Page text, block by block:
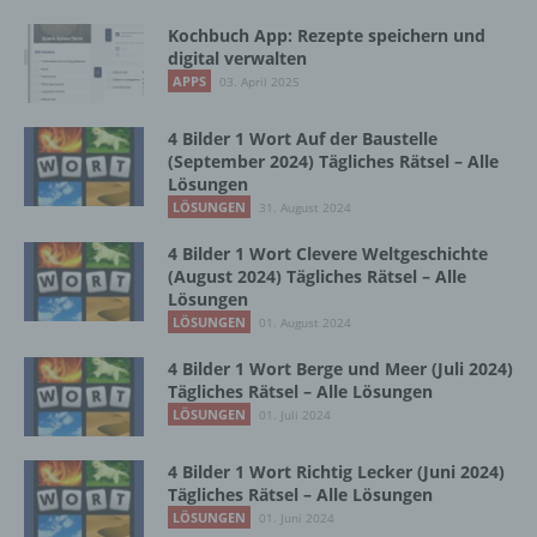
Kochbuch App: Rezepte speichern und
digital verwalten
APPS 03. April 2025
4 Bilder 1 Wort Auf der Baustelle
(September 2024) Tägliches Rätsel – Alle
Lösungen
LÖSUNGEN 31. August 2024
4 Bilder 1 Wort Clevere Weltgeschichte
(August 2024) Tägliches Rätsel – Alle
Lösungen
LÖSUNGEN 01. August 2024
4 Bilder 1 Wort Berge und Meer (Juli 2024)
Tägliches Rätsel – Alle Lösungen
LÖSUNGEN 01. Juli 2024
4 Bilder 1 Wort Richtig Lecker (Juni 2024)
Tägliches Rätsel – Alle Lösungen
LÖSUNGEN 01. Juni 2024
dass die personenbezogenen Daten nicht
einer identifizierten oder identifizierbaren
natürlichen Person zugewiesen werden.
g) Verantwortlicher oder für die Verarbeitung
Verantwortlicher
Verantwortlicher oder für die Verarbeitung
Verantwortlicher ist die natürliche oder
juristische Person, Behörde, Einrichtung
oder andere Stelle, die allein oder
und Mittel der Verarbeitung von
personenbezogenen Daten entscheidet.
Sind die Zwecke und Mittel dieser
Verarbeitung durch das Unionsrecht oder
das Recht der Mitgliedstaaten vorgegeben,
so kann der Verantwortliche
beziehungsweise können die bestimmten